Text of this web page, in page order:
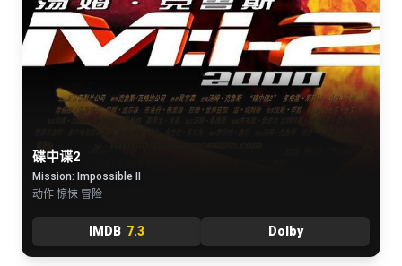
碟中谍2
Mission: Impossible II
动作 惊悚 冒险
IMDB 7.3 Dolby